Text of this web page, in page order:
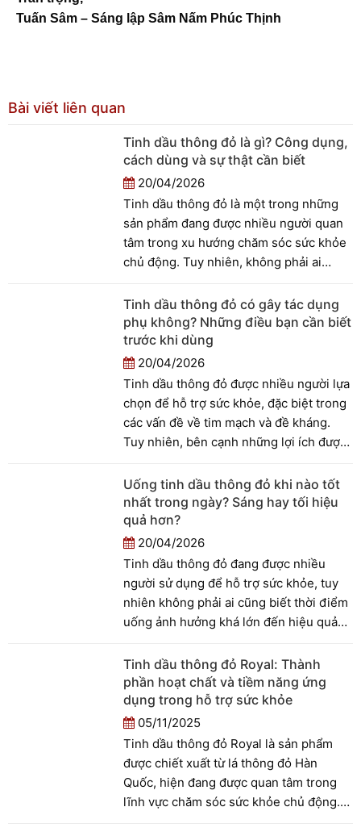
Tuấn Sâm – Sáng lập Sâm Nấm Phúc Thịnh
Bài viết liên quan
Tinh dầu thông đỏ là gì? Công dụng,
cách dùng và sự thật cần biết
20/04/2026
Tinh dầu thông đỏ là một trong những
sản phẩm đang được nhiều người quan
tâm trong xu hướng chăm sóc sức khỏe
chủ động. Tuy nhiên, không phải ai
chất là gì, có công dụng ra sao và nên
sử dụng như thế nào để đạt hiệu quả.
Thực tế, bên cạnh những thông tin tích
cực, thị trường cũng tồn tại không ít
hiểu lầm và quảng cáo chưa chính xác
về sản phẩm này. Trong bài viết này,
chúng ta sẽ cùng tìm hiểu một cách đầy
đủ và khách quan về tinh dầu thông đỏ,
dụng đúng.
Tinh dầu thông đỏ có gây tác dụng
phụ không? Những điều bạn cần biết
trước khi dùng
20/04/2026
Tinh dầu thông đỏ được nhiều người lựa
chọn để hỗ trợ sức khỏe, đặc biệt trong
các vấn đề về tim mạch và đề kháng.
Tuy nhiên, bên cạnh những lợi ích được
liệu sản phẩm này có gây tác dụng phụ
hay không. Thực tế, bất kỳ sản phẩm
nào khi sử dụng cũng cần hiểu đúng về
cách dùng và đối tượng phù hợp. Trong
bài viết này, chúng ta sẽ cùng tìm hiểu
những rủi ro có thể gặp phải, cũng như
những điều cần lưu ý trước khi sử dụng
tinh dầu thông đỏ để đảm bảo an toàn
Uống tinh dầu thông đỏ khi nào tốt
nhất trong ngày? Sáng hay tối hiệu
quả hơn?
20/04/2026
Tinh dầu thông đỏ đang được nhiều
người sử dụng để hỗ trợ sức khỏe, tuy
nhiên không phải ai cũng biết thời điểm
uống ảnh hưởng khá lớn đến hiệu quả
sáng hay buổi tối có thể quyết định mức
độ phát huy tác dụng của sản phẩm.
Trong bài viết này, chúng ta sẽ cùng tìm
hiểu nên uống tinh dầu thông đỏ khi
nào trong ngày là tốt nhất, cũng như
cách sử dụng phù hợp để đạt hiệu quả
tối ưu.
Tinh dầu thông đỏ Royal: Thành
phần hoạt chất và tiềm năng ứng
dụng trong hỗ trợ sức khỏe
05/11/2025
Tinh dầu thông đỏ Royal là sản phẩm
được chiết xuất từ lá thông đỏ Hàn
Quốc, hiện đang được quan tâm trong
lĩnh vực chăm sóc sức khỏe chủ động.